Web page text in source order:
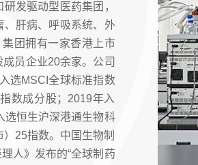
发驱动型医药集团，
、肝病、呼吸系统、外
团拥有一家香港上市
员企业20余家。公司
选MSCI全球标准指数
数成分股；2019年入
选恒生沪深港通生物科
25指数。中国生物制
人》发布的“全球制药